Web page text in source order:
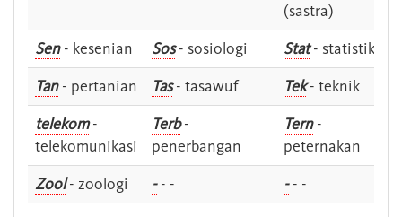
(sastra)
Sen- kesenian Sos- sosiologi Stat- statistik
Tan- pertanian Tas- tasawuf Tek- teknik
telekom-
telekomunikasi
Terb-
penerbangan
Tern-
peternakan
Zool- zoologi -- - -- -